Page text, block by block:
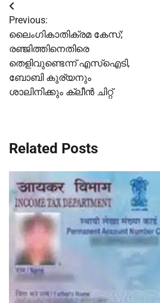
Post
navigation
Previous:
ലൈംഗികാതിക്രമ കേസ്;
രഞ്ജിത്തിനെതിരെ
തെളിവുണ്ടെന്ന് എസ്‌ഐടി,
ബോബി കുര്യനും
ശാലിനിക്കും ക്ലീൻ ചിറ്റ്
Related Posts